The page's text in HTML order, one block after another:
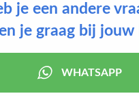
je een andere
je graag bij jouw
WHATSAPP